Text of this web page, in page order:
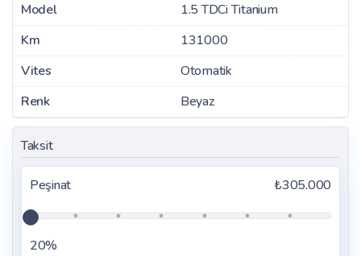
Model
1.5 TDCi Titanium
Km
131000
Vites
Otomatik
Renk
Beyaz
Taksit
Peşinat ₺305.000
20%